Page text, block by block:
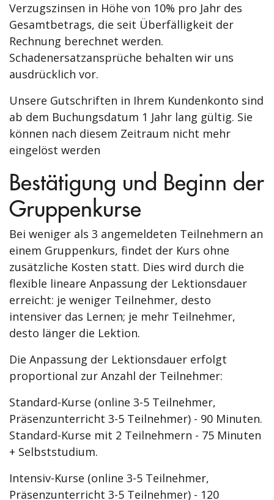
Verzugszinsen in Höhe von 10% pro Jahr des
Gesamtbetrags, die seit Überfälligkeit der
Rechnung berechnet werden.
Schadenersatzansprüche behalten wir uns
ausdrücklich vor.
Unsere Gutschriften in Ihrem Kundenkonto sind
ab dem Buchungsdatum 1 Jahr lang gültig. Sie
können nach diesem Zeitraum nicht mehr
eingelöst werden
Bestätigung und Beginn der
Gruppenkurse
Bei weniger als 3 angemeldeten Teilnehmern an
einem Gruppenkurs, findet der Kurs ohne
zusätzliche Kosten statt. Dies wird durch die
flexible lineare Anpassung der Lektionsdauer
erreicht: je weniger Teilnehmer, desto
intensiver das Lernen; je mehr Teilnehmer,
desto länger die Lektion.
Die Anpassung der Lektionsdauer erfolgt
proportional zur Anzahl der Teilnehmer:
Standard-Kurse (online 3-5 Teilnehmer,
Präsenzunterricht 3-5 Teilnehmer) - 90 Minuten.
Standard-Kurse mit 2 Teilnehmern - 75 Minuten
+ Selbststudium.
Intensiv-Kurse (online 3-5 Teilnehmer,
Präsenzunterricht 3-5 Teilnehmer) - 120